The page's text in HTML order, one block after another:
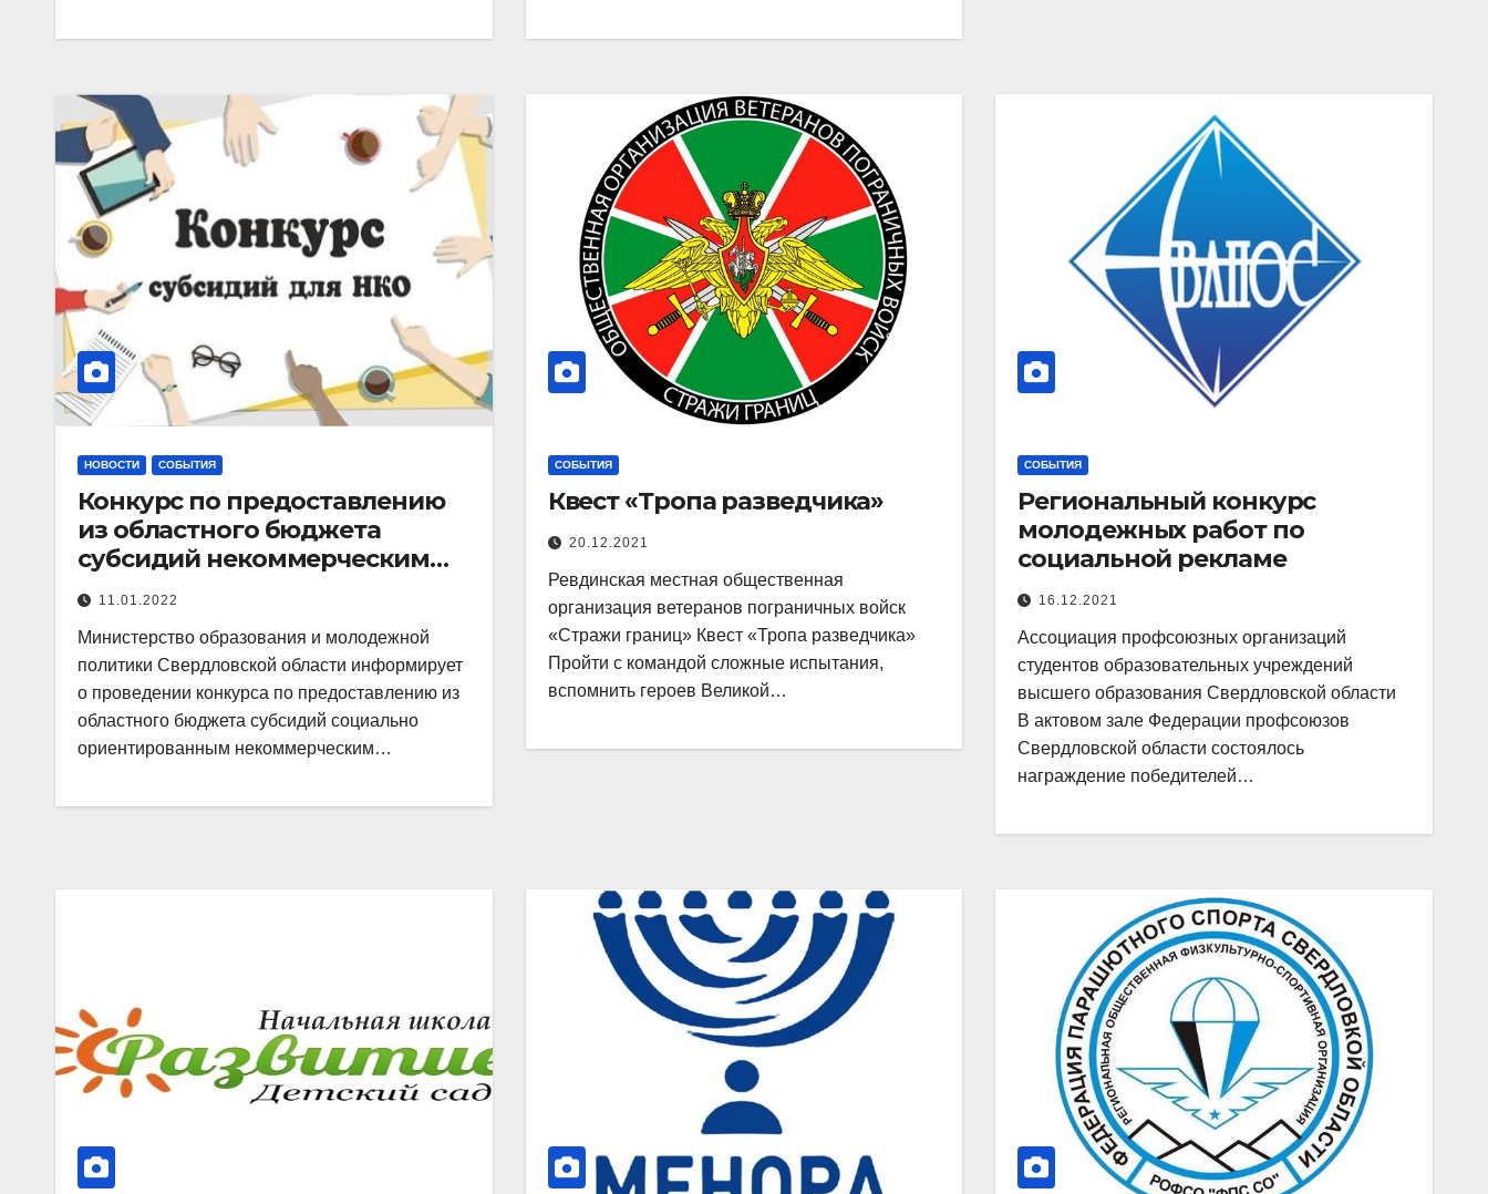
НОВОСТИ СОБЫТИЯ
Конкурс по предоставлению
из областного бюджета
субсидий некоммерческим
организациям на реализацию
проектов в 2022 году
11.01.2022
Министерство образования и молодежной
политики Свердловской области информирует
о проведении конкурса по предоставлению из
областного бюджета субсидий социально
ориентированным некоммерческим…
СОБЫТИЯ
Квест «Тропа разведчика»
20.12.2021
Ревдинская местная общественная
организация ветеранов пограничных войск
«Стражи границ» Квест «Тропа разведчика»
Пройти с командой сложные испытания,
вспомнить героев Великой…
СОБЫТИЯ
Региональный конкурс
молодежных работ по
социальной рекламе
16.12.2021
Ассоциация профсоюзных организаций
студентов образовательных учреждений
высшего образования Свердловской области
В актовом зале Федерации профсоюзов
Свердловской области состоялось
награждение победителей…